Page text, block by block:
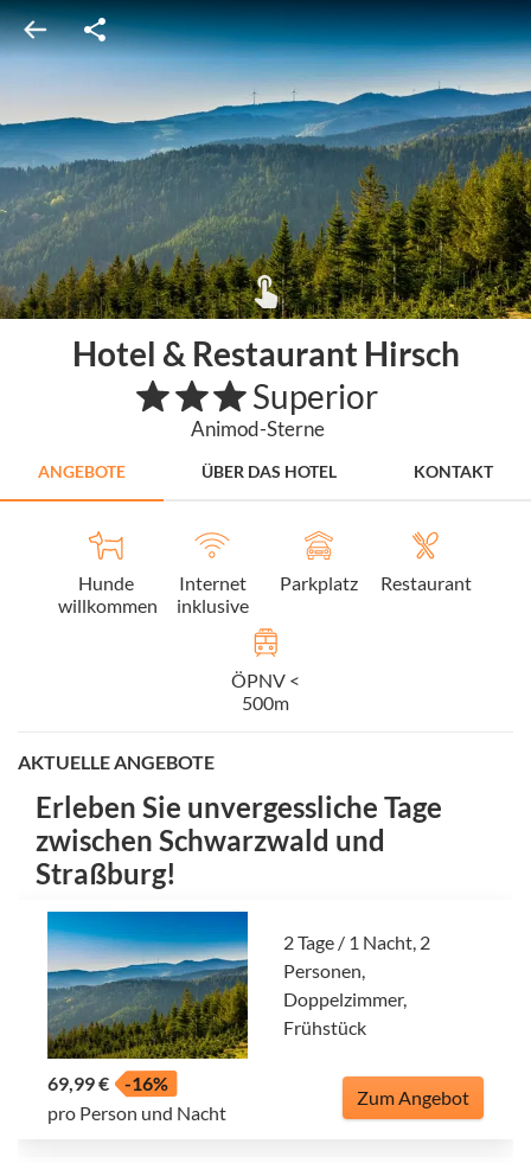
Hotel & Restaurant Hirsch
Superior
Animod-Sterne
ANGEBOTE ÜBER DAS HOTEL KONTAKT
Hunde
willkommen
Internet
inklusive
Parkplatz Restaurant
ÖPNV <
500m
AKTUELLE ANGEBOTE
Erleben Sie unvergessliche Tage
zwischen Schwarzwald und
Straßburg!
2 Tage / 1 Nacht, 2
Personen,
Doppelzimmer,
Frühstück
69,99 €
-16%
pro Person und Nacht
Zum Angebot